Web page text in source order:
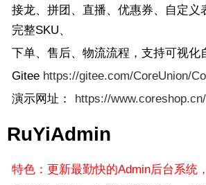
接龙、拼团、直播、优惠券、自定义
完整SKU、
下单、售后、物流流程，支持可视化
Gitee https://gitee.com/CoreUnion/
演示网址：
https://www.coreshop.cn/
RuYiAdmin
特色：更新最勤快的Admin后台系统